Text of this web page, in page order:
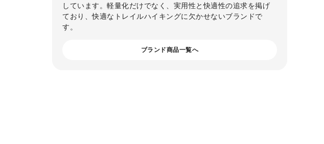
しています。軽量化だけでなく、実用性と快適性の追求を掲げ
ており、快適なトレイルハイキングに欠かせないブランドで
す。
ブランド商品一覧へ